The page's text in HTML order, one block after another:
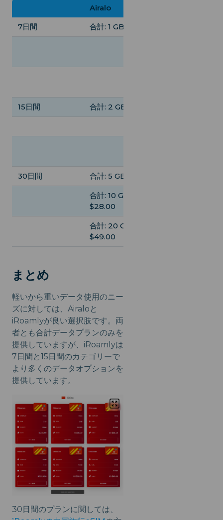
Airalo
7日間
合計: 1 GB, $5.00
15日間 合計: 2 GB, $8.50
30日間 合計: 5 GB, $16.50
合計: 10 GB,
$28.00
合計: 20 GB,
$49.00
まとめ
軽いから重いデータ使用のニー
ズに対しては、Airaloと
iRoamlyが良い選択肢です。両
者とも合計データプランのみを
提供していますが、iRoamlyは
7日間と15日間のカテゴリーで
より多くのデータオプションを
提供しています。
30日間のプランに関しては、